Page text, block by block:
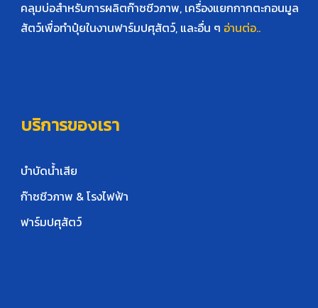
คลุมบ่อสำหรับการผลิตก๊าซชีวภาพ, เครื่องแยกกากตะกอนมูล
สัตว์เพื่อทำปุ๋ยในงานฟาร์มปศุสัตว์, และอื่น ๆ อ่านต่อ..
บริการของเรา
บำบัดน้ำเสีย
ก๊าซชีวภาพ & โรงไฟฟ้า
ฟาร์มปศุสัตว์